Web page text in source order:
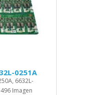
0251A
6632L-
Imagen